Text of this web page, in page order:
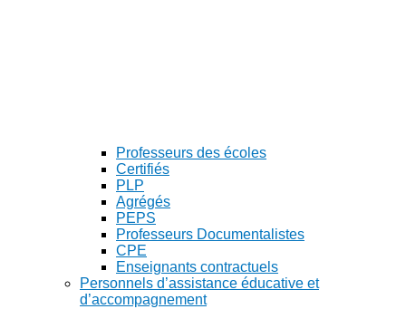
Professeurs des écoles
Certifiés
PLP
Agrégés
PEPS
Professeurs Documentalistes
CPE
Enseignants contractuels
Personnels d’assistance éducative et
d’accompagnement